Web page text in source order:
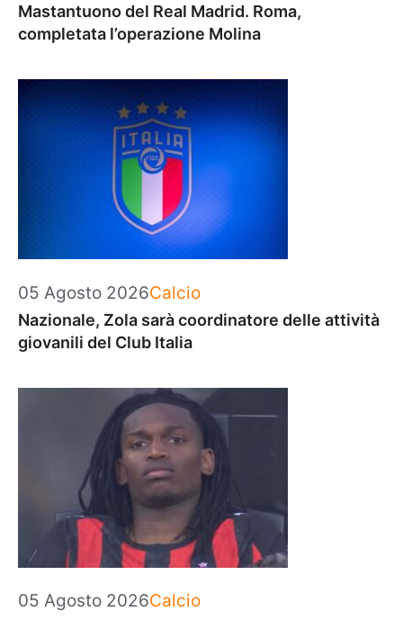
Mastantuono del Real Madrid. Roma,
completata l’operazione Molina
05 Agosto 2026Categorie
Calcio
Nazionale, Zola sarà coordinatore delle attività
giovanili del Club Italia
05 Agosto 2026Categorie
Calcio